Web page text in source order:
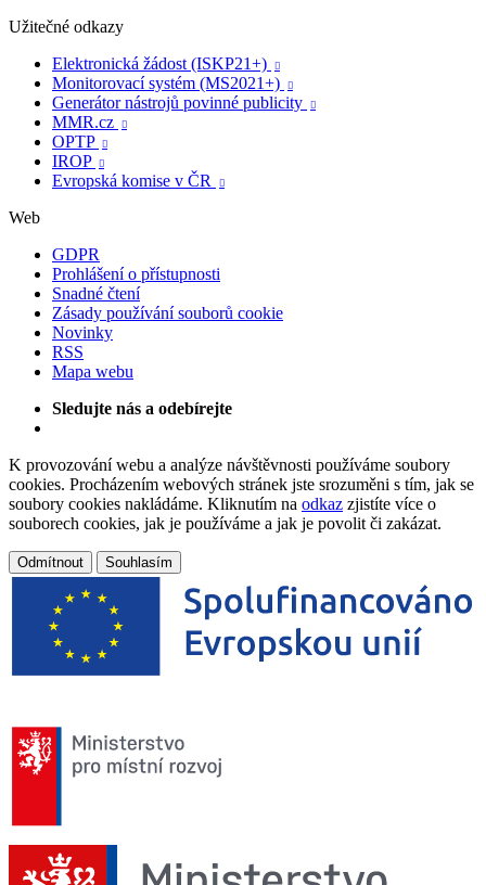
Užitečné odkazy
Elektronická žádost (ISKP21+)

Monitorovací systém (MS2021+) 
Generátor nástrojů povinné publicity 
MMR.cz 
OPTP 
IROP 
Evropská komise v ČR 
Web
GDPR
Prohlášení o přístupnosti
Snadné čtení
Zásady používání souborů cookie
Novinky
RSS
Mapa webu
Sledujte nás a odebírejte
K provozování webu a analýze návštěvnosti používáme soubory
cookies. Procházením webových stránek jste srozuměni s tím, jak se
soubory cookies nakládáme. Kliknutím na odkaz zjistíte více o
souborech cookies, jak je používáme a jak je povolit či zakázat.
Odmítnout Souhlasím